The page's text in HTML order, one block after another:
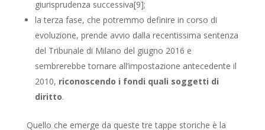
giurisprudenza successiva[9];
la terza fase, che potremmo definire in corso di
evoluzione, prende avvio dalla recentissima sentenza
del Tribunale di Milano del giugno 2016 e
sembrerebbe tornare all’impostazione antecedente il
2010, riconoscendo i fondi quali soggetti di
diritto.
Quello che emerge da queste tre tappe storiche è la